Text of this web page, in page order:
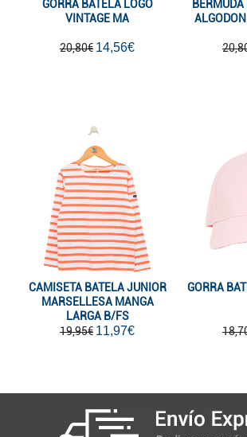
GORRA BATELA LOGO
VINTAGE MA
20,80€ 14,56€
CAMISETA BATELA JUNIOR
MARSELLESA MANGA
LARGA B/FS
19,95€ 11,97€
GORRA